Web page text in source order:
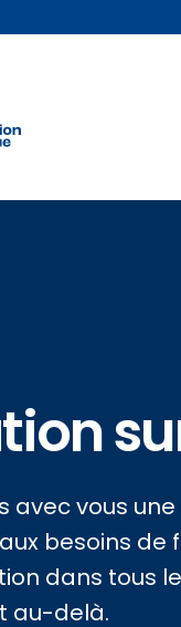
avec vous
besoins de
dans tous
au-delà.